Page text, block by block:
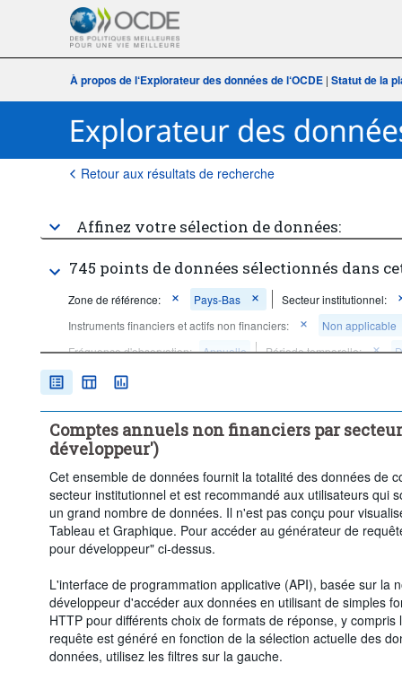
À propos de l‘Explorateur des données de l‘OCDE | Statut de la
Retour aux résultats de recherche
Affinez votre sélection de données:
745 points de données sélectionnés dans
Zone de référence: Pays-Bas
Secteur institutionnel:
Instruments financiers et actifs non financiers:
Non applicable
Fréquence d'observation:
Annuelle Période temporelle:
Supprimer tout
Comptes annuels non financiers par
développeur')
Cet ensemble de données fournit la totalité des données de
secteur institutionnel et est recommandé aux utilisateurs qui
un grand nombre de données. Il n'est pas conçu pour
Tableau et Graphique. Pour accéder au générateur de
pour développeur" ci-dessus.
L'interface de programmation applicative (API), basée sur la
développeur d'accéder aux données en utilisant de simples
HTTP pour différents choix de formats de réponse, y
requête est généré en fonction de la sélection actuelle des
données, utilisez les filtres sur la gauche.